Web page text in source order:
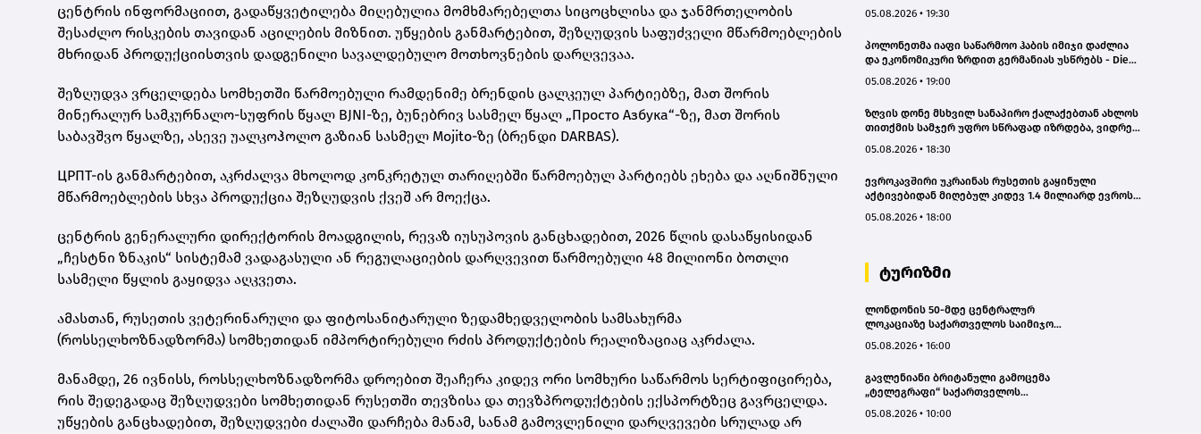
ცენტრის ინფორმაციით, გადაწყვეტილება მიღებულია მომხმარებელთა სიცოცხლისა და ჯანმრთელობის
შესაძლო რისკების თავიდან აცილების მიზნით. უწყების განმარტებით, შეზღუდვის საფუძველი მწარმოებლების
მხრიდან პროდუქციისთვის დადგენილი სავალდებულო მოთხოვნების დარღვევაა.
შეზღუდვა ვრცელდება სომხეთში წარმოებული რამდენიმე ბრენდის ცალკეულ პარტიებზე, მათ შორის
მინერალურ სამკურნალო-სუფრის წყალ BJNI-ზე, ბუნებრივ სასმელ წყალ „Просто Азбука“-ზე, მათ შორის
საბავშვო წყალზე, ასევე უალკოჰოლო გაზიან სასმელ Mojito-ზე (ბრენდი DARBAS).
ЦРПТ-ის განმარტებით, აკრძალვა მხოლოდ კონკრეტულ თარიღებში წარმოებულ პარტიებს ეხება და აღნიშნული
მწარმოებლების სხვა პროდუქცია შეზღუდვის ქვეშ არ მოექცა.
ცენტრის გენერალური დირექტორის მოადგილის, რევაზ იუსუპოვის განცხადებით, 2026 წლის დასაწყისიდან
„ჩესტნი ზნაკის“ სისტემამ ვადაგასული ან რეგულაციების დარღვევით წარმოებული 48 მილიონი ბოთლი
სასმელი წყლის გაყიდვა აღკვეთა.
ამასთან, რუსეთის ვეტერინარული და ფიტოსანიტარული ზედამხედველობის სამსახურმა
(როსსელხოზნადზორმა) სომხეთიდან იმპორტირებული რძის პროდუქტების რეალიზაციაც აკრძალა.
მანამდე, 26 ივნისს, როსსელხოზნადზორმა დროებით შეაჩერა კიდევ ორი სომხური საწარმოს სერტიფიცირება,
რის შედეგადაც შეზღუდვები სომხეთიდან რუსეთში თევზისა და თევზპროდუქტების ექსპორტზეც გავრცელდა.
უწყების განცხადებით, შეზღუდვები ძალაში დარჩება მანამ, სანამ გამოვლენილი დარღვევები სრულად არ
05.08.2026 • 19:30
პოლონეთმა იაფი საწარმოო ჰაბის იმიჯი დაძლია
და ეკონომიკური ზრდით გერმანიას უსწრებს - Die
05.08.2026 • 19:00
ზღვის დონე მსხვილ სანაპირო ქალაქებთან ახლოს
თითქმის სამჯერ უფრო სწრაფად იზრდება, ვიდრე
05.08.2026 • 18:30
ევროკავშირი უკრაინას რუსეთის გაყინული
აქტივებიდან მიღებულ კიდევ 1.4 მილიარდ ევროს
05.08.2026 • 18:00
ტურიზმი
ლონდონის 50-მდე ცენტრალურ
ლოკაციაზე საქართველოს საიმიჯო
05.08.2026 • 16:00
გავლენიანი ბრიტანული გამოცემა
„ტელეგრაფი“ საქართველოს
სტატიების ციკლს აქვეყნებს
05.08.2026 • 10:00